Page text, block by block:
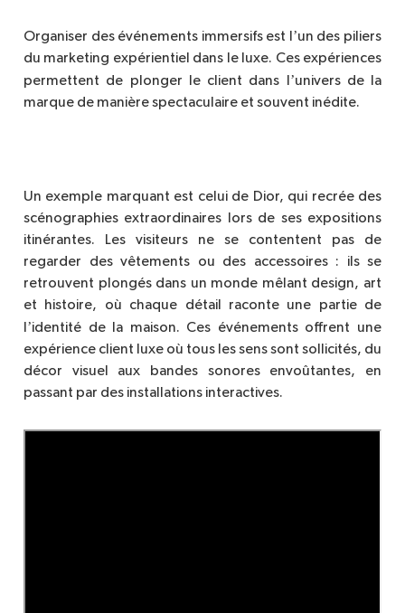
Organiser des événements immersifs est l ’un des piliers
du marketing expérientiel dans le luxe. Ces expériences
permettent de plonger le client dans l ’univers de la
marque de manière spectaculaire et souvent inédite.
Un exemple marquant est celui de Dior, qui recrée des
scénographies extraordinaires lors de ses expositions
itinérantes. Les visiteurs ne se contentent pas de
regarder des vêtements ou des accessoires : ils se
retrouvent plongés dans un monde mêlant design, art
et histoire, où chaque détail raconte une partie de
’identité de la maison. Ces événements offrent une
expérience client luxe où tous les sens sont sollicités, du
décor visuel aux bandes sonores envoûtantes, en
passant par des installations interactives.